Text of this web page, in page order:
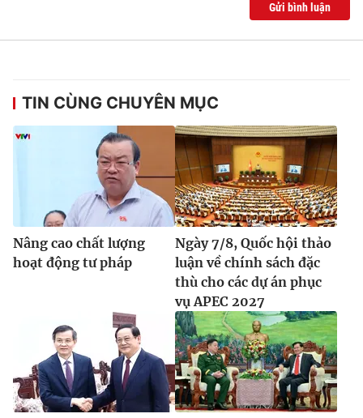
® Cấm sao chép dưới mọi hình thức nếu không có sự chấp
thuận bằng văn bản. Ghi rõ nguồn VTV.vn khi phát hành lại
thông tin từ website này.
Gửi bình luận
TIN CÙNG CHUYÊN MỤC
Nâng cao chất lượng
hoạt động tư pháp
Ngày 7/8, Quốc hội thảo
luận về chính sách đặc
thù cho các dự án phục
vụ APEC 2027